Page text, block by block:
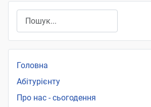
Головна
Абітурієнту
Про нас - сьогодення